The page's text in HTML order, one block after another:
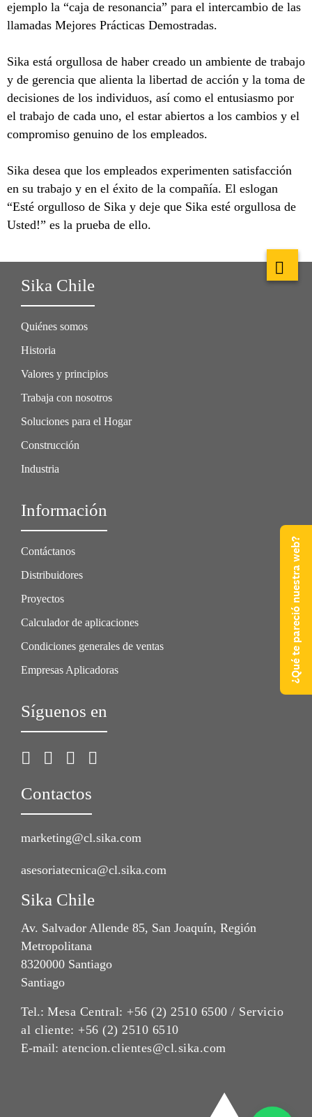
ejemplo la “caja de resonancia” para el intercambio de las
llamadas Mejores Prácticas Demostradas.
Sika está orgullosa de haber creado un ambiente de trabajo
y de gerencia que alienta la libertad de acción y la toma de
decisiones de los individuos, así como el entusiasmo por
el trabajo de cada uno, el estar abiertos a los cambios y el
compromiso genuino de los empleados.
Sika desea que los empleados experimenten satisfacción
en su trabajo y en el éxito de la compañía. El eslogan
“Esté orgulloso de Sika y deje que Sika esté orgullosa de
Usted!” es la prueba de ello.
Sika Chile
Quiénes somos
Historia
Valores y principios
Trabaja con nosotros
Soluciones para el Hogar
Construcción
Industria
Información
Contáctanos
Distribuidores
Proyectos
Calculador de aplicaciones
Condiciones generales de ventas
Empresas Aplicadoras
Síguenos en
Contactos
marketing@cl.sika.com
asesoriatecnica@cl.sika.com
Sika Chile
Av. Salvador Allende 85, San Joaquín, Región
Metropolitana
8320000 Santiago
Santiago
Tel.: Mesa Central: +56 (2) 2510 6500 / Servicio
al cliente: +56 (2) 2510 6510
E-mail: atencion.clientes@cl.sika.com
¿Qué te pareció nuestra web?